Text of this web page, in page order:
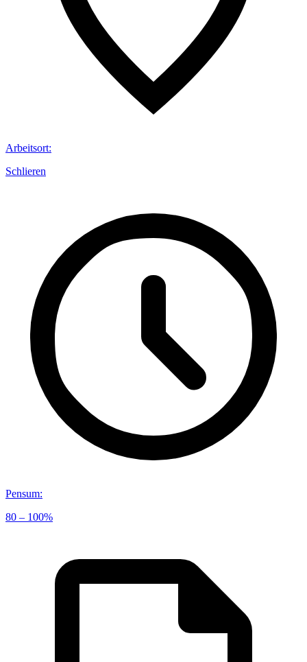
Arbeitsort:
Schlieren
Pensum:
80 – 100%